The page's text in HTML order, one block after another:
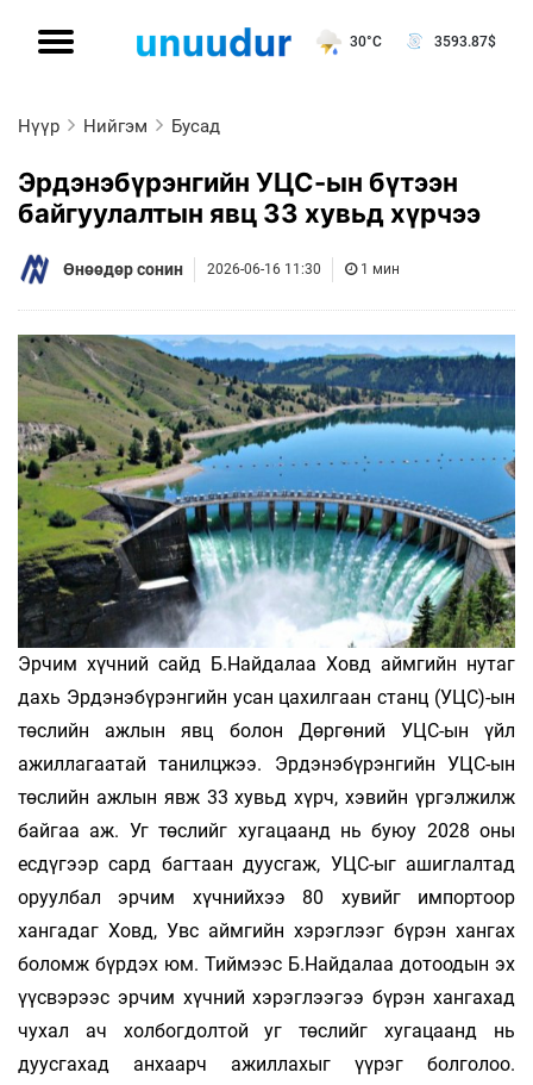
30°C 3593.87$
Нүүр Нийгэм Бусад
Эрдэнэбүрэнгийн УЦС-ын бүтээн
байгуулалтын явц 33 хувьд хүрчээ
Өнөөдөр сонин 2026-06-16 11:30 1 мин
Эрчим хүчний сайд Б.Найдалаа Ховд аймгийн нутаг
дахь Эрдэнэбүрэнгийн усан цахилгаан станц (УЦС)-ын
төслийн ажлын явц болон Дөргөний УЦС-ын үйл
ажиллагаатай танилцжээ. Эрдэнэбүрэнгийн УЦС-ын
төслийн ажлын явж 33 хувьд хүрч, хэвийн үргэлжилж
байгаа аж. Уг төслийг хугацаанд нь буюу 2028 оны
есдүгээр сард багтаан дуусгаж, УЦС-ыг ашиглалтад
оруулбал эрчим хүчнийхээ 80 хувийг импортоор
хангадаг Ховд, Увс аймгийн хэрэглээг бүрэн хангах
боломж бүрдэх юм. Тиймээс Б.Найдалаа дотоодын эх
үүсвэрээс эрчим хүчний хэрэглээгээ бүрэн хангахад
чухал ач холбогдолтой уг төслийг хугацаанд нь
дуусгахад анхаарч ажиллахыг үүрэг болголоо.